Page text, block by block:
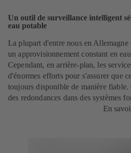
Un outil de surveillance intelligent
eau potable
La plupart d'entre nous en
un approvisionnement constant en
Cependant, en arrière-plan, les
d'énormes efforts pour s'assurer que
toujours disponible de manière
des redondances dans des systèmes
En